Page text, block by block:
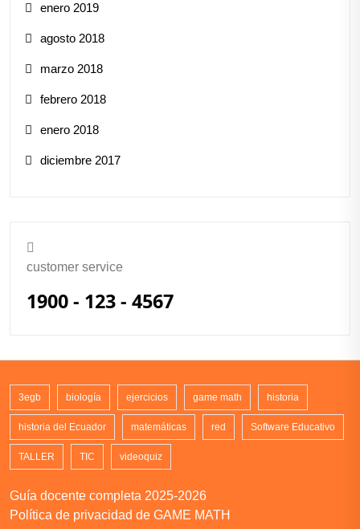
enero 2019
agosto 2018
marzo 2018
febrero 2018
enero 2018
diciembre 2017
customer service
1900 - 123 - 4567
3egb biología ejercicios game math historia
historia del Ecuador matemáticas red Software Educativo
TALLER TIC videoquiz
Guía docente completa 2025-2026
Política de privacidad de GAME MATH